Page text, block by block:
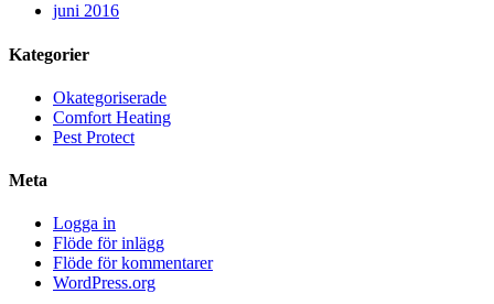
juni 2016
Kategorier
Okategoriserade
Comfort Heating
Pest Protect
Meta
Logga in
Flöde för inlägg
Flöde för kommentarer
WordPress.org